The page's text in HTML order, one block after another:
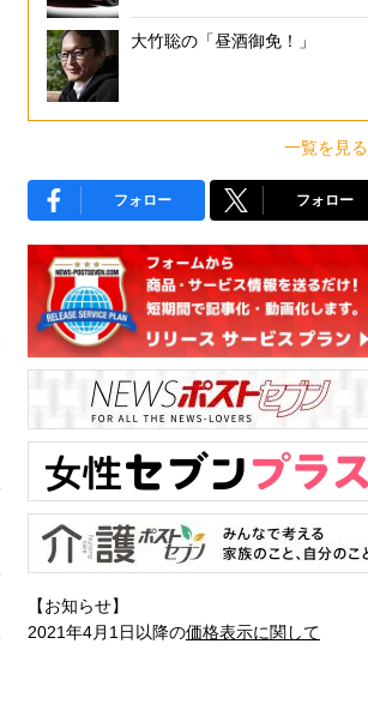
大竹聡の「昼酒御免！」
一覧を見る
フォロー フォロー
【お知らせ】
2021年4月1日以降の価格表示に関して